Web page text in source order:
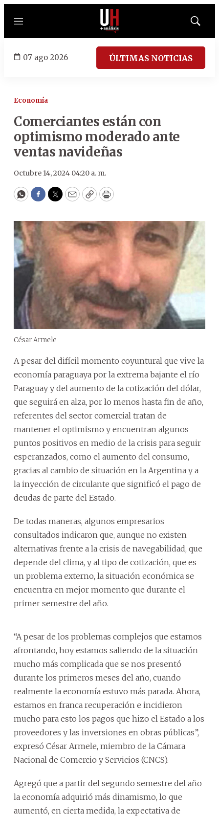
Menú
Mostrar
07 ago 2026 ÚLTIMAS NOTICIAS
Economía
Comerciantes están con
optimismo moderado ante
ventas navideñas
Octubre 14, 2024 04:20 a. m.
WhatsApp
Facebook
Twitter
EmailCopyPrint
César Armele
A pesar del difícil momento coyuntural que vive la
economía paraguaya por la extrema bajante el río
Paraguay y del aumento de la cotización del dólar,
que seguirá en alza, por lo menos hasta fin de año,
referentes del sector comercial tratan de
mantener el optimismo y encuentran algunos
puntos positivos en medio de la crisis para seguir
esperanzados, como el aumento del consumo,
gracias al cambio de situación en la Argentina y a
la inyección de circulante que significó el pago de
deudas de parte del Estado.
De todas maneras, algunos empresarios
consultados indicaron que, aunque no existen
alternativas frente a la crisis de navegabilidad, que
depende del clima, y al tipo de cotización, que es
un problema externo, la situación económica se
encuentra en mejor momento que durante el
primer semestre del año.
“A pesar de los problemas complejos que estamos
afrontando, hoy estamos saliendo de la situación
mucho más complicada que se nos presentó
durante los primeros meses del año, cuando
realmente la economía estuvo más parada. Ahora,
estamos en franca recuperación e incidieron
mucho para esto los pagos que hizo el Estado a los
proveedores y las inversiones en obras públicas”,
expresó César Armele, miembro de la Cámara
Nacional de Comercio y Servicios (CNCS).
Agregó que a partir del segundo semestre del año
la economía adquirió más dinamismo, lo que
aumentó, en cierta medida, la expectativa de